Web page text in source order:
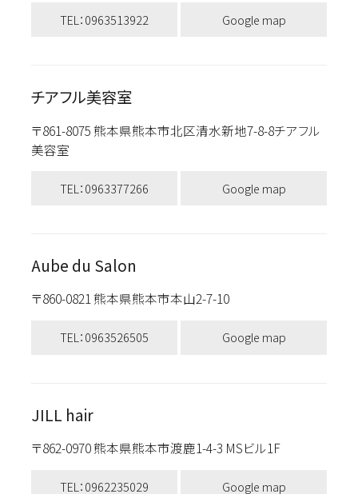
TEL：0963513922 Google map
チアフル美容室
〒861-8075 熊本県熊本市北区清水新地7-8-8チアフル
美容室
TEL：0963377266 Google map
Aube du Salon
〒860-0821 熊本県熊本市本山2-7-10
TEL：0963526505 Google map
JILL hair
〒862-0970 熊本県熊本市渡鹿1-4-3 MSビル1F
TEL：0962235029 Google map